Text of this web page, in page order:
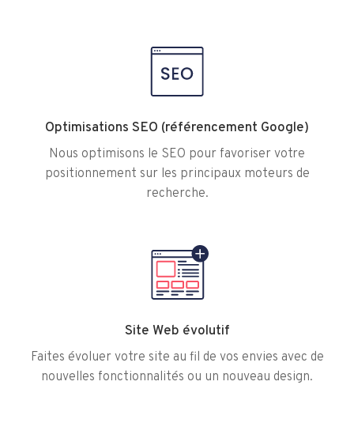
Optimisations SEO (référencement Google)
Nous optimisons le SEO pour favoriser votre
positionnement sur les principaux moteurs de
recherche.
Site Web évolutif
Faites évoluer votre site au fil de vos envies avec de
nouvelles fonctionnalités ou un nouveau design.